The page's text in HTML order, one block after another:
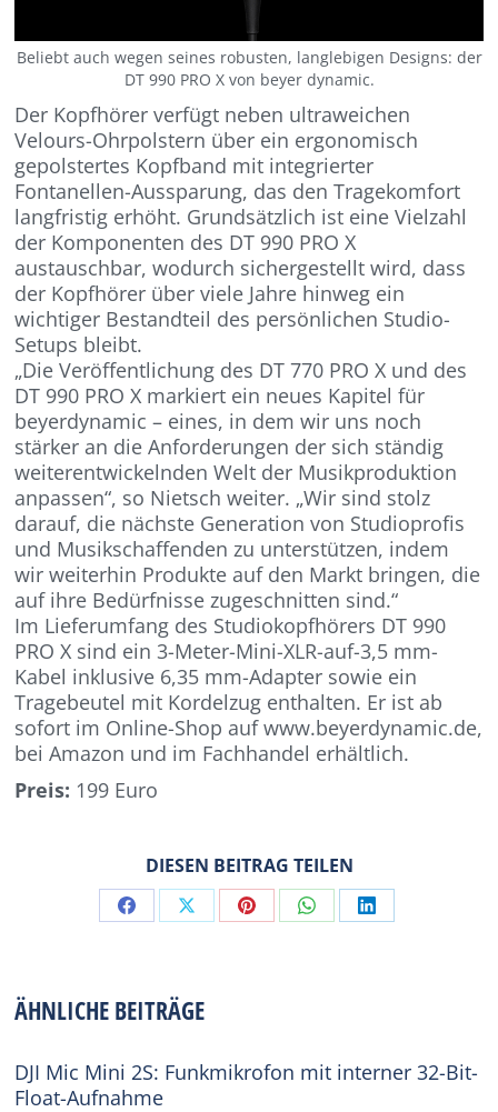
Beliebt auch wegen seines robusten, langlebigen Designs: der
DT 990 PRO X von beyer dynamic.
Der Kopfhörer verfügt neben ultraweichen
Velours-Ohrpolstern über ein ergonomisch
gepolstertes Kopfband mit integrierter
Fontanellen-Aussparung, das den Tragekomfort
langfristig erhöht. Grundsätzlich ist eine Vielzahl
der Komponenten des DT 990 PRO X
austauschbar, wodurch sichergestellt wird, dass
der Kopfhörer über viele Jahre hinweg ein
wichtiger Bestandteil des persönlichen Studio-
Setups bleibt.
„Die Veröffentlichung des DT 770 PRO X und des
DT 990 PRO X markiert ein neues Kapitel für
beyerdynamic – eines, in dem wir uns noch
stärker an die Anforderungen der sich ständig
weiterentwickelnden Welt der Musikproduktion
anpassen“, so Nietsch weiter. „Wir sind stolz
darauf, die nächste Generation von Studioprofis
und Musikschaffenden zu unterstützen, indem
wir weiterhin Produkte auf den Markt bringen, die
auf ihre Bedürfnisse zugeschnitten sind.“
Im Lieferumfang des Studiokopfhörers DT 990
PRO X sind ein 3-Meter-Mini-XLR-auf-3,5 mm-
Kabel inklusive 6,35 mm-Adapter sowie ein
Tragebeutel mit Kordelzug enthalten. Er ist ab
sofort im Online-Shop auf www.beyerdynamic.de,
bei Amazon und im Fachhandel erhältlich.
Preis: 199 Euro
DIESEN BEITRAG TEILEN
Share Share Share Share Share
ÄHNLICHE BEITRÄGE
DJI Mic Mini 2S: Funkmikrofon mit interner 32-Bit-
Float-Aufnahme